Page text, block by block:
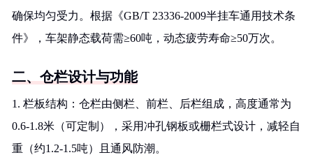
确保均匀受力。根据《GB/T 23336-2009半挂车通用技术条
件》，车架静态载荷需≥60吨，动态疲劳寿命≥50万次。
二、仓栏设计与功能
1. 栏板结构：仓栏由侧栏、前栏、后栏组成，高度通常为
0.6-1.8米（可定制），采用冲孔钢板或栅栏式设计，减轻自
重（约1.2-1.5吨）且通风防潮。